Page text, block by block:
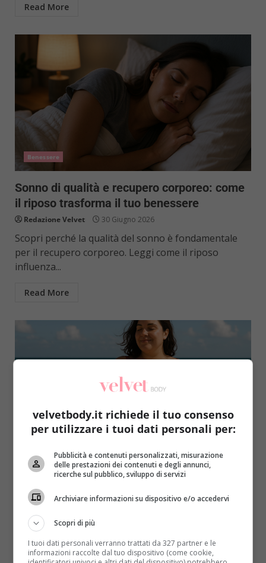
Read More
Benessere
Sonno di qualità e recupero corporeo: come
il riposo trasforma il tuo benessere
Redazione Velvet 30 Giugno 2026
Scopri perché la qualità del sonno è fondamentale
per il recupero corporeo. Leggi come il riposo
influenza...
Read More
Accettazione del corpo in estate: gestire i
pensieri negativi sulla spiaggia
Redazione Velvet
Accettazione del corpo in estate: strategie
psicologiche concrete per vivere la spiaggia con più
serenità, ridurre l'ansia...
velvetbody.it richiede il tuo consenso
per utilizzare i tuoi dati personali per:
Pubblicità e contenuti personalizzati, misurazione
delle prestazioni dei contenuti e degli annunci,
ricerche sul pubblico, sviluppo di servizi
Archiviare informazioni su dispositivo e/o accedervi
Scopri di più
I tuoi dati personali verranno trattati da 327 partner e le
informazioni raccolte dal tuo dispositivo (come cookie,